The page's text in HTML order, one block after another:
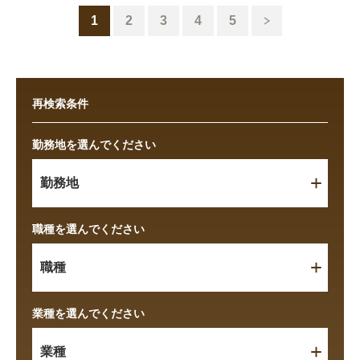
1 2 3 4 5
再検索条件
勤務地を選んでください
勤務地
職種を選んでください
職種
業種を選んでください
業種